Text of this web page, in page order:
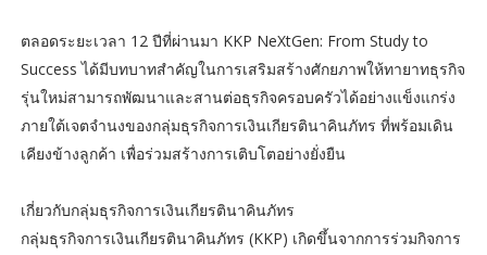
ตลอดระยะเวลา 12 ปีที่ผ่านมา KKP NeXtGen: From Study to
Success ได้มีบทบาทสำคัญในการเสริมสร้างศักยภาพให้ทายาทธุรกิจ
รุ่นใหม่สามารถพัฒนาและสานต่อธุรกิจครอบครัวได้อย่างแข็งแกร่ง
ภายใต้เจตจำนงของกลุ่มธุรกิจการเงินเกียรตินาคินภัทร ที่พร้อมเดิน
เคียงข้างลูกค้า เพื่อร่วมสร้างการเติบโตอย่างยั่งยืน
เกี่ยวกับกลุ่มธุรกิจการเงินเกียรตินาคินภัทร
กลุ่มธุรกิจการเงินเกียรตินาคินภัทร (KKP) เกิดขึ้นจากการร่วมกิจการ